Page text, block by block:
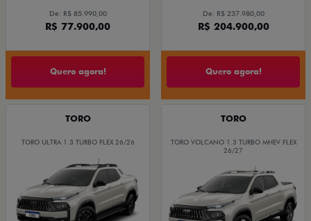
De: R$ 85.990,00
R$ 77.900,00
Quero agora!
De: R$ 237.980,00
R$ 204.900,00
Quero agora!
TORO
TORO ULTRA 1.3 TURBO FLEX 26/26
TORO
TORO VOLCANO 1.3 TURBO MHEV FLEX
26/27